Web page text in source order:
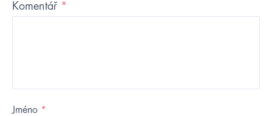
Komentář *
Jméno *